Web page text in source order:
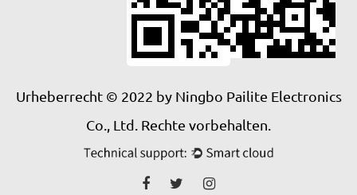
Urheberrecht © 2022 by Ningbo Pailite Electronics
Co., Ltd. Rechte vorbehalten.